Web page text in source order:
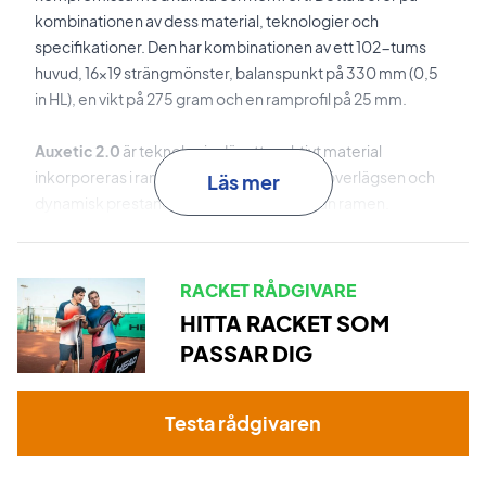
kombinationen av dess material, teknologier och
specifikationer. Den har kombinationen av ett 102-tums
huvud, 16x19 strängmönster, balanspunkt på 330 mm (0,5
in HL), en vikt på 275 gram och en ramprofil på 25 mm.
Auxetic 2.0 är teknologin där ett reaktivt material
inkorporeras i ramen, vilket resulterar i en överlägsen och
dynamisk prestanda samt "feedback" från ramen.
ramkonstruktionen som förbättrar ramens stabilitet och
kraftöverföring.
Morph Beamär designteknologin använd i
av känsla och lätthet på tennisbanan.
Läs mer
RACKET RÅDGIVARE
HITTA RACKET SOM
PASSAR DIG
Testa rådgivaren